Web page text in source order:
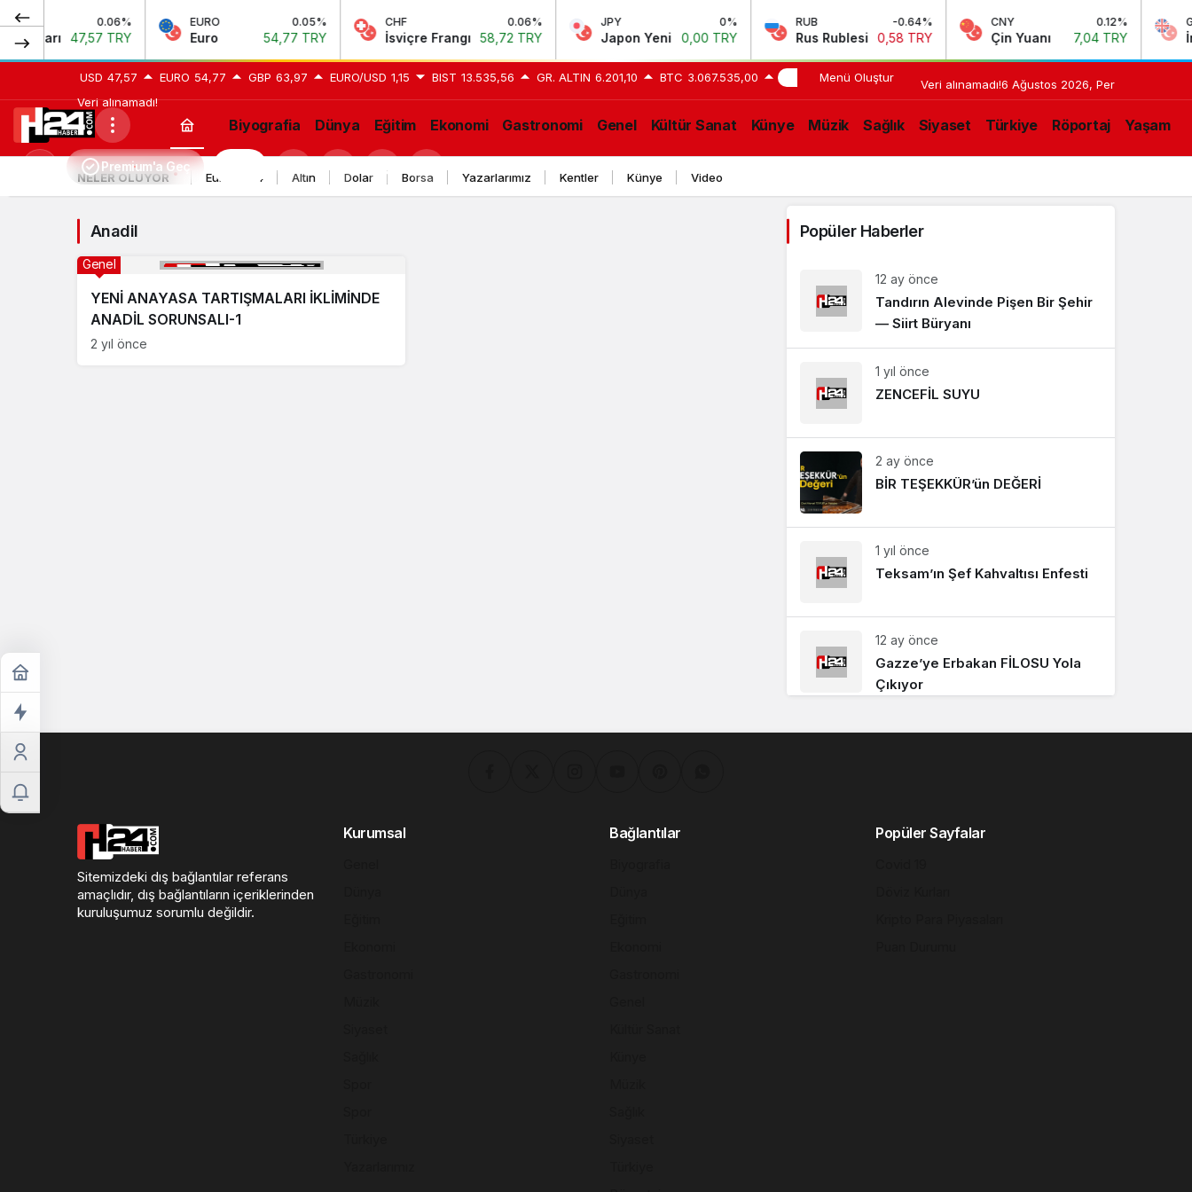
0.06%
47,57 TRY
EURO 0.05%
Euro 54,77 TRY
CHF 0.06%
İsviçre Frangı 58,72 TRY
JPY
Japon Yeni 0,00 TRY
RUB -0.64%
Rus Rublesi 0,58 TRY
CNY 0.12%
Çin Yuanı 7,04 TRY
GBP
USD 47,57 EURO 54,77 GBP 63,97 EURO/USD 1,15 BIST 13.535,56 GR. ALTIN 6.201,10 BTC 3.067.535,00 13:43 BİR
ARDINDA
BIRAKTIĞI
Menü Oluştur
Veri alınamadı!
Veri alınamadı!6 Ağustos 2026, Per
Anadil
Haberleri
Biyografia Dünya Eğitim Ekonomi Gastronomi Genel Kültür Sanat Künye Müzik Sağlık Siyaset Türkiye Röportaj Yaşam
değiştir
Premium'a Geç
NELER OLUYOR Euro 2024 Altın Dolar Borsa Yazarlarımız Kentler Künye Video
Anadil
YENİ ANAYASA TARTIŞMALARI İKLİMİNDE
ANADİL SORUNSALI-1
Genel
2 yıl önce
Popüler Haberler
12 ay önce
Tandırın Alevinde Pişen Bir Şehir
— Siirt Büryanı
1 yıl önce
ZENCEFİL SUYU
2 ay önce
BİR TEŞEKKÜR’ün DEĞERİ
1 yıl önce
Teksam’ın Şef Kahvaltısı Enfesti
12 ay önce
Gazze’ye Erbakan FİLOSU Yola
Çıkıyor
Sitemizdeki dış bağlantılar referans
amaçlıdır, dış bağlantıların içeriklerinden
kuruluşumuz sorumlu değildir.
Kurumsal Bağlantılar Popüler Sayfalar